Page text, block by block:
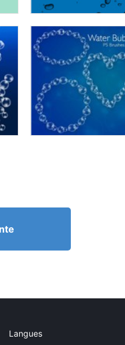
Langues